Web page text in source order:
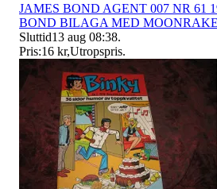
JAMES BOND AGENT 007 NR 61
BOND BILAGA MED
Sluttid13 aug 08:38.
Pris:16 kr,Utropspris.